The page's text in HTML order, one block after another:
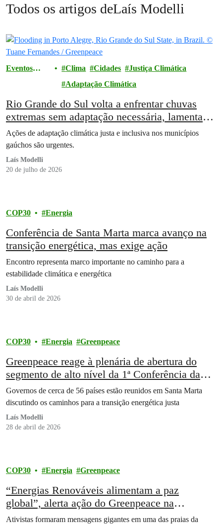
Todos os artigos deLaís Modelli
Eventos
Clima Cidades
Justiça Climática
Adaptação Climática
Rio Grande do Sul volta a enfrentar chuvas
extremas sem adaptação necessária, lamenta
Greenpeace Brasil
Ações de adaptação climática justa e inclusiva nos municípios
gaúchos são urgentes.
Laís Modelli
20 de julho de 2026
COP30 Energia
Conferência de Santa Marta marca avanço na
transição energética, mas exige ação
Encontro representa marco importante no caminho para a
estabilidade climática e energética
Laís Modelli
30 de abril de 2026
COP30 Energia Greenpeace
Greenpeace reage à plenária de abertura do
segmento de alto nível da 1ª Conferência da
Transição Para Longe dos Combustíveis
Fósseis
Governos de cerca de 56 países estão reunidos em Santa Marta
discutindo os caminhos para a transição energética justa
Laís Modelli
28 de abril de 2026
COP30 Energia Greenpeace
“Energias Renováveis alimentam a paz
global”, alerta ação do Greenpeace na
Conferência de Santa Marta
Ativistas formaram mensagens gigantes em uma das praias da